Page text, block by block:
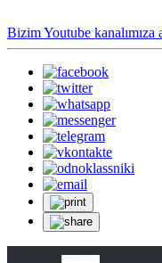
Bizim Youtube kanalımıza